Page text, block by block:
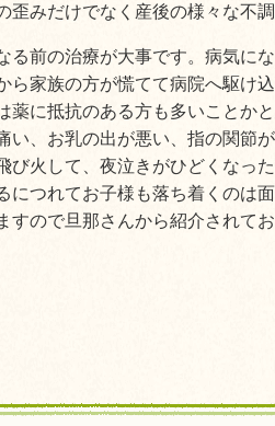
歪みだけでなく産後の様々な不
る前の治療が大事です。病気に
ら家族の方が慌てて病院へ駆け
薬に抵抗のある方も多いことか
い、お乳の出が悪い、指の関節
び火して、夜泣きがひどくなっ
につれてお子様も落ち着くのは
すので旦那さんから紹介されて